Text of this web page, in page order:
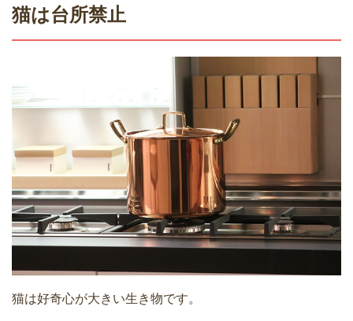
猫は台所禁止
猫は好奇心が大きい生き物です。